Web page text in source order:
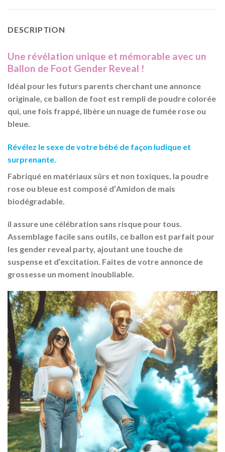
DESCRIPTION
Une révélation unique et mémorable avec un
Ballon de Foot Gender Reveal !
Idéal pour les futurs parents cherchant une annonce
originale, ce ballon de foot est rempli de poudre colorée
qui, une fois frappé, libère un nuage de fumée rose ou
bleue.
Révélez le sexe de votre bébé de façon ludique et
surprenante.
Fabriqué en matériaux sûrs et non toxiques, la poudre
rose ou bleue est composé d’Amidon de mais
biodégradable
il assure une célébration sans risque pour tous.
Assemblage facile sans outils, ce ballon est parfait pour
les gender reveal party, ajoutant une touche de
suspense et d’excitation. Faites de votre annonce de
grossesse un moment inoubliable.